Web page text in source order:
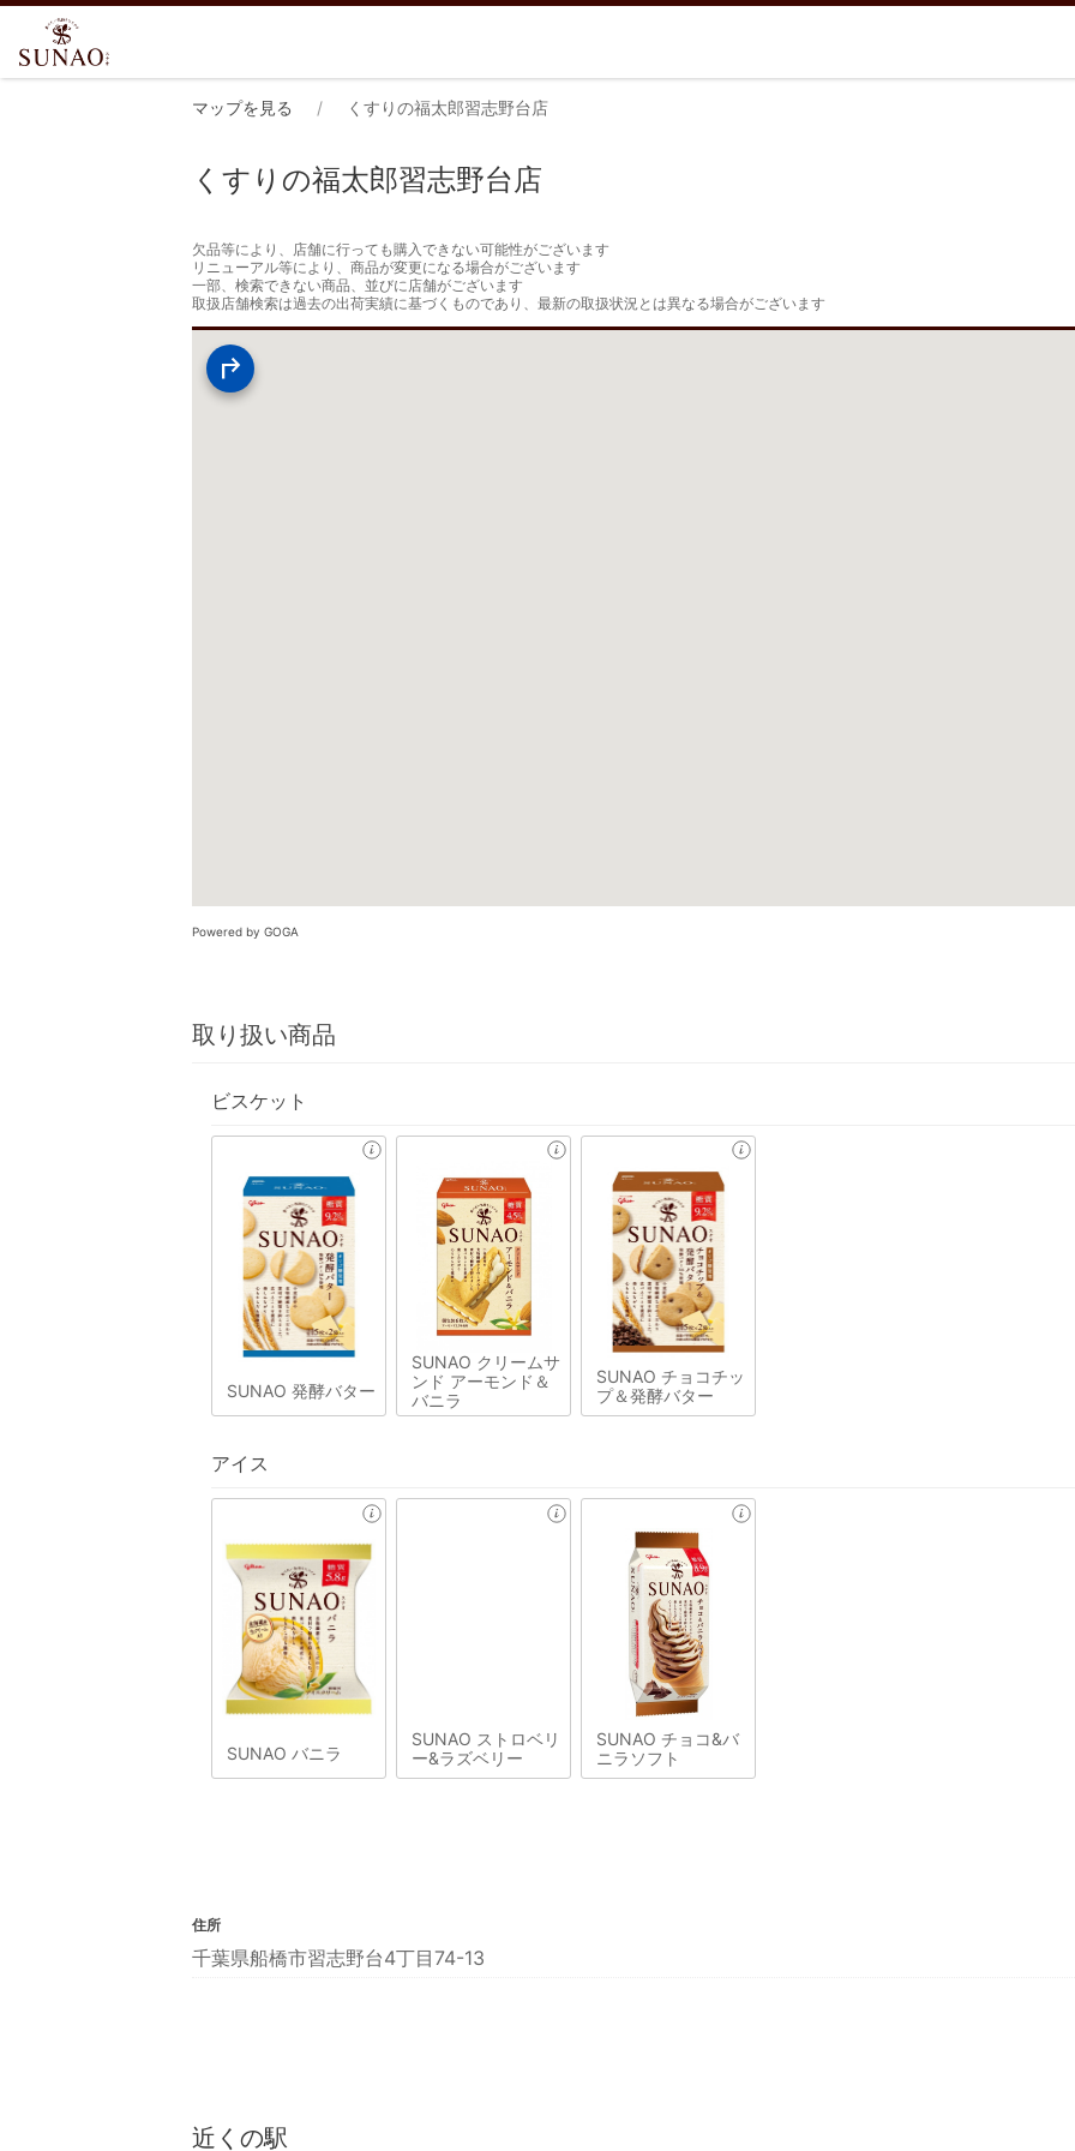
マップを見る くすりの福太郎習志野台店
くすりの福太郎習志野台店
欠品等により、店舗に行っても購入できない可能性がございます
リニューアル等により、商品が変更になる場合がございます
一部、検索できない商品、並びに店舗がございます
取扱店舗検索は過去の出荷実績に基づくものであり、最新の取扱状況とは異なる場合がございます
Powered by GOGA
取り扱い商品
ビスケット
SUNAO 発酵バター
SUNAO クリームサ
ンド アーモンド＆
バニラ
SUNAO チョコチッ
プ＆発酵バター
アイス
SUNAO バニラ
SUNAO ストロベリ
ー&ラズベリー
SUNAO チョコ&バ
ニラソフト
住所
千葉県船橋市習志野台4丁目74-13
近くの駅